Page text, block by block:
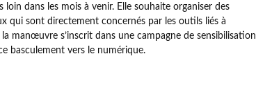
loin dans les mois à venir. Elle souhaite organiser des
qui sont directement concernés par les outils liés à
manœuvre s’inscrit dans une campagne de sensibilisation
basculement vers le numérique.